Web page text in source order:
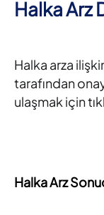
Halka Arz
Halka arza
tarafından
ulaşmak için
Halka Arz